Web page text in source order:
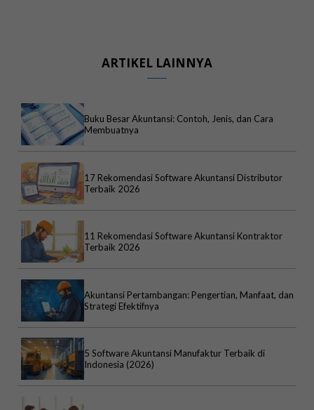
ARTIKEL LAINNYA
Buku Besar Akuntansi: Contoh, Jenis, dan Cara
Membuatnya
17 Rekomendasi Software Akuntansi Distributor
Terbaik 2026
11 Rekomendasi Software Akuntansi Kontraktor
Terbaik 2026
Akuntansi Pertambangan: Pengertian, Manfaat, dan
Strategi Efektifnya
5 Software Akuntansi Manufaktur Terbaik di
Indonesia (2026)